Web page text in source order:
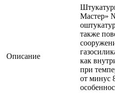
Описание
Мастер»
также
как
при
от минус